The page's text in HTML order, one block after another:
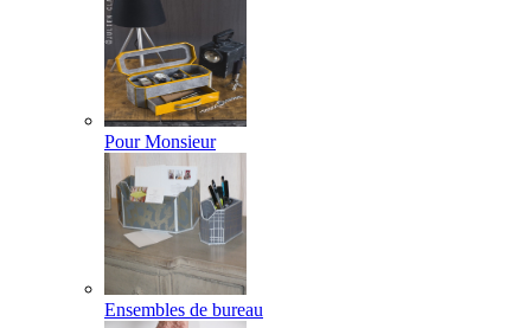
Pour Monsieur
Ensembles de bureau